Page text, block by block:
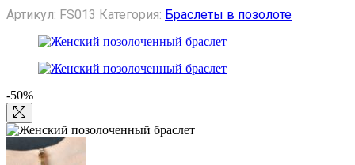
Артикул: FS013 Категория: Браслеты в позолоте
-50%